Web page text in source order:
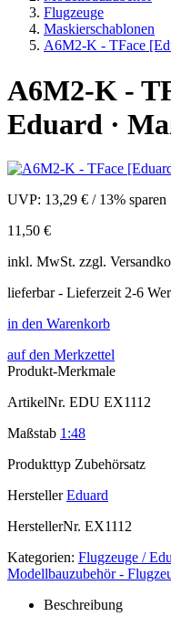
Flugzeuge
Maskierschablonen
A6M2-K - TFace
A6M2-K -
Eduard ·
UVP: 13,29 € / 13% sparen
11,50 €
inkl. MwSt. zzgl.
lieferbar - Lieferzeit 2-6
in den Warenkorb
auf den Merkzettel
Produkt-Merkmale
ArtikelNr. EDU EX1112
Maßstab 1:48
Produkttyp Zubehörsatz
Hersteller Eduard
HerstellerNr. EX1112
Kategorien: Flugzeuge /
Modellbauzubehör -
Beschreibung